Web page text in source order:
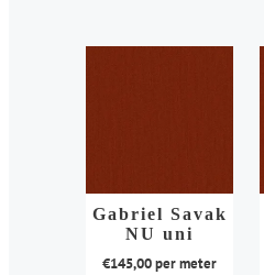
Gabriel Savak
NU uni
€145,00per meter